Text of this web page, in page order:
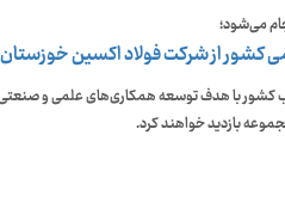
می‌شود؛
کشور از شرکت فولاد اکسین خوزستان
کشور با هدف توسعه همکاری‌های علمی و
بازدید خواهند کرد.